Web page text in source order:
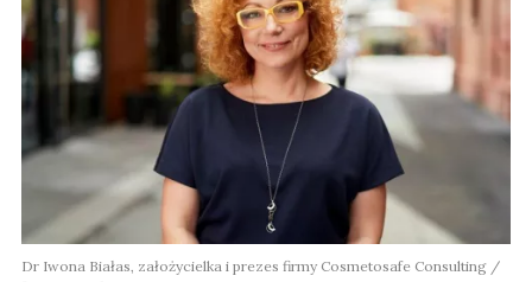
Dr Iwona Białas, założycielka i prezes firmy Cosmetosafe Consulting /